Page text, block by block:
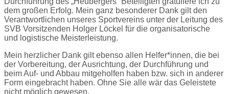
dem großen Erfolg. Mein ganz besonderer Dank gilt den
Verantwortlichen unseres Sportvereins unter der Leitung des
SVB Vorsitzenden Holger Löckel für die organisatorische
und logistische Meisterleistung.
Mein herzlicher Dank gilt ebenso allen Helfer*innen, die bei
der Vorbereitung, der Ausrichtung, der Durchführung und
beim Auf- und Abbau mitgeholfen haben bzw. sich in anderer
Form eingebracht haben. Ohne Sie alle wär das Geleistete
nicht möglich gewesen.